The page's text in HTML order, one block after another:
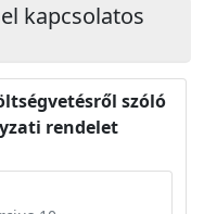
kapcsolatos
szóló
rendelet